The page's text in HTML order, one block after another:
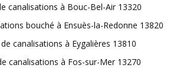
canalisations à Bouc-Bel-Air 13320
bouché à Ensuès-la-Redonne 13820
canalisations à Eygalières 13810
canalisations à Fos-sur-Mer 13270